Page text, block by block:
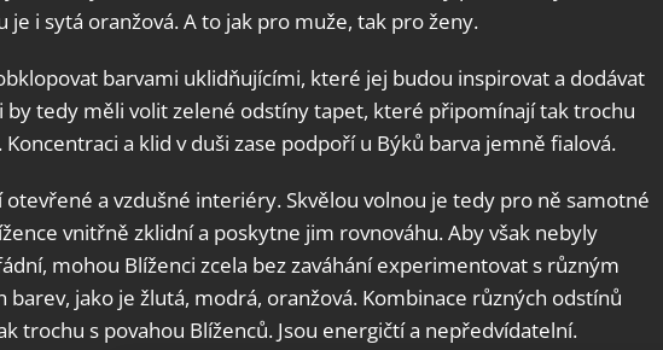
je i sytá oranžová. A to jak pro muže, tak pro ženy.
barvami uklidňujícími, které jej budou inspirovat a dodávat
by tedy měli volit zelené odstíny tapet, které připomínají tak trochu
a klid v duši zase podpoří u Býků barva jemně fialová.
otevřené a vzdušné interiéry. Skvělou volnou je tedy pro ně samotné
vnitřně zklidní a poskytne jim rovnováhu. Aby však nebyly
mohou Blíženci zcela bez zaváhání experimentovat s různým
jako je žlutá, modrá, oranžová. Kombinace různých odstínů
trochu s povahou Blíženců. Jsou energičtí a nepředvídatelní.